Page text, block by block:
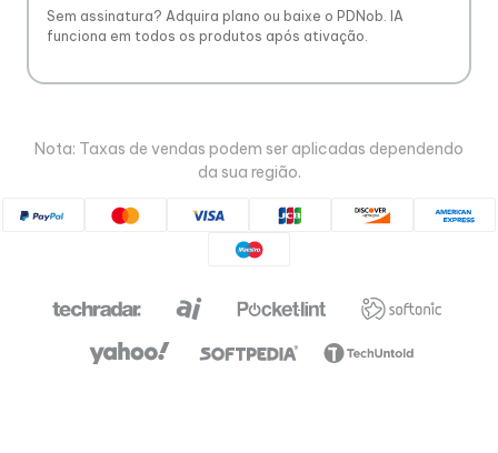
Sem assinatura? Adquira plano ou baixe o PDNob. IA
funciona em todos os produtos após ativação.
Nota: Taxas de vendas podem ser aplicadas dependendo
da sua região.